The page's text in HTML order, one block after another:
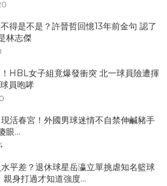
得是不是？許晉哲回憶13年前金句 認了
林志傑
HBL女子組竟爆發衝突 北一球員險遭揮
員咆哮
活春宮！外國男球迷情不自禁伸鹹豬手
眼...
平差？退休球星岳瀛立單挑虐知名籃球
身打過才知道強度...